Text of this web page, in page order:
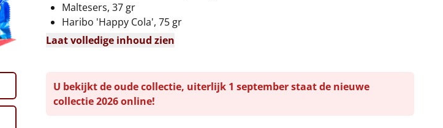
Maltesers, 37 gr
Haribo 'Happy Cola', 75 gr
Laat volledige inhoud zien
U bekijkt de oude collectie, uiterlijk 1 september staat de nieuwe
collectie 2026 online!